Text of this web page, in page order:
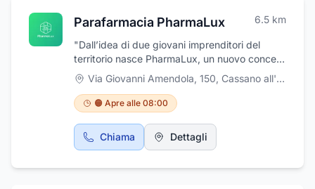
Parafarmacia PharmaLux 6.5 km
"Dall’idea di due giovani imprenditori del
territorio nasce PharmaLux, un nuovo concept
di parafarmacia attento alla salute e al
benessere della persona"
Via Giovanni Amendola, 150, Cassano all'Ionio
🟠 Apre alle 08:00
Chiama Dettagli